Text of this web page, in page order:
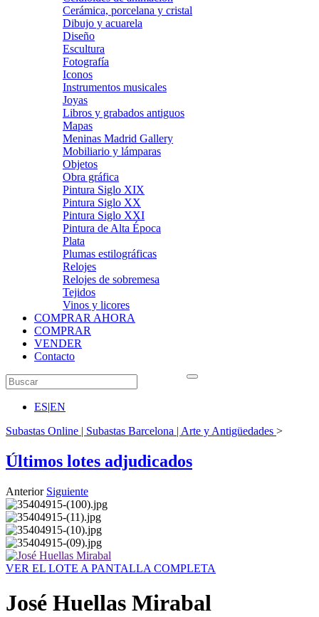
Cerámica, porcelana y cristal
Dibujo y acuarela
Diseño
Escultura
Fotografía
Iconos
Instrumentos musicales
Joyas
Libros y grabados antiguos
Mapas
Meninas Madrid Gallery
Mobiliario y lámparas
Objetos
Obra gráfica
Pintura Siglo XIX
Pintura Siglo XX
Pintura Siglo XXI
Pintura de Alta Época
Plata
Plumas estilográficas
Relojes
Relojes de sobremesa
Tejidos
Vinos y licores
COMPRAR AHORA
COMPRAR
VENDER
Contacto
ES|EN
Subastas Online | Subastas Barcelona | Arte y Antigüedades >
Últimos lotes adjudicados
Anterior Siguiente
VER EL LOTE A PANTALLA COMPLETA
José Huellas Mirabal